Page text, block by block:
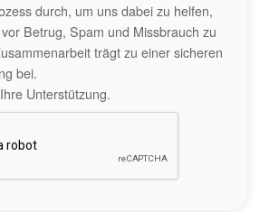
durch, um uns dabei zu helfen,
Betrug, Spam und Missbrauch zu
trägt zu einer sicheren
bei.
Unterstützung.